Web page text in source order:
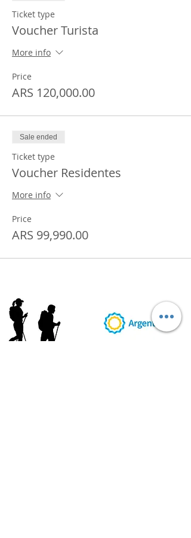
Ticket type
Voucher Turista
More info
Price
ARS 120,000.00
Sale ended
Ticket type
Voucher Residentes
More info
Price
ARS 99,990.00